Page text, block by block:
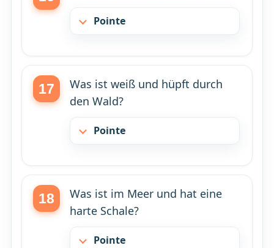
Pointe
Was ist weiß und hüpft durch
den Wald?
Pointe
Was ist im Meer und hat eine
harte Schale?
Pointe